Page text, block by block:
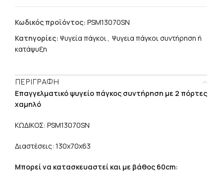
Κωδικός προϊόντος: PSM13070SN
Κατηγορίες: Ψυγεία πάγκοι, Ψυγεια πάγκοι συντήρηση ή
κατάψυξη
ΠΕΡΙΓΡΑΦΉ
Επαγγελματικό ψυγείο πάγκος συντήρηση με 2 πόρτες
χαμηλό
ΚΩΔΙΚΟΣ: PSM13070SN
Διαστέσεις: 130χ70χ63
Μπορεί να κατασκευαστεί και με βάθος 60cm: